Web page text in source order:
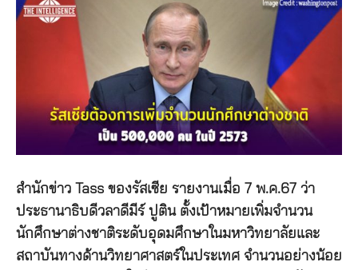
สำนักข่าว Tass ของรัสเซีย รายงานเมื่อ 7 พ.ค.67 ว่า
ประธานาธิบดีวลาดีมีร์ ปูติน ตั้งเป้าหมายเพิ่มจำนวน
นักศึกษาต่างชาติระดับอุดมศึกษาในมหาวิทยาลัยและ
สถาบันทางด้านวิทยาศาสตร์ในประเทศ จำนวนอย่างน้อย